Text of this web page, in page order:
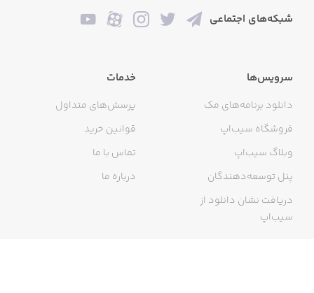
شبکه‌های اجتماعی
سرویس‌ها
دانلود برنامه‌های مک
فروشگاه سیب‌اپ
وبلاگ سیب‌اپ
پنل توسعه‌دهندگان
دریافت نشان دانلود از
سیب‌اپ
خدمات
پرسش‌های متداول
قوانین خرید
تماس با ما
درباره ما